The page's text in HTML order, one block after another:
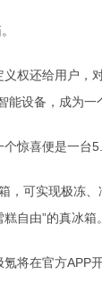
权还给用户，
能设备，成为一
个惊喜便是一台
，可实现极冻
自由”的真冰箱
将在官方APP